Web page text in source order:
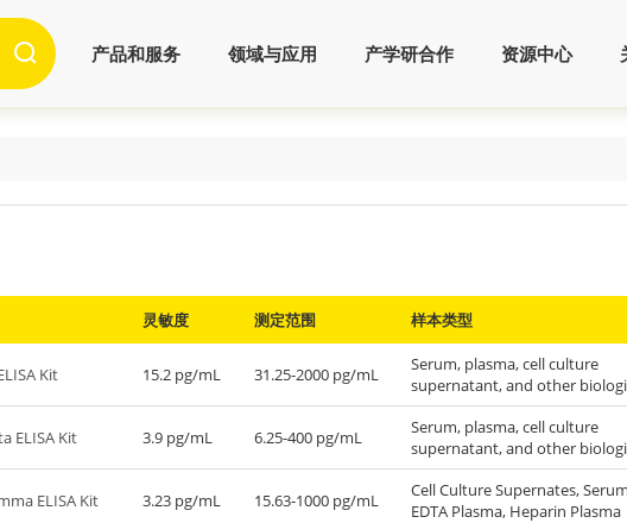
灵敏度 测定范围 样本类型
Kit 15.2 pg/mL 31.25-2000 pg/mL
Serum, plasma, cell culture
supernatant, and other
fluids.
ELISA Kit 3.9 pg/mL 6.25-400 pg/mL
Serum, plasma, cell culture
supernatant, and other
fluids.
ELISA Kit 3.23 pg/mL 15.63-1000 pg/mL
Cell Culture Supernates,
EDTA Plasma, Heparin Plasma
产品和服务 领域与应用 产学研合作 资源中心